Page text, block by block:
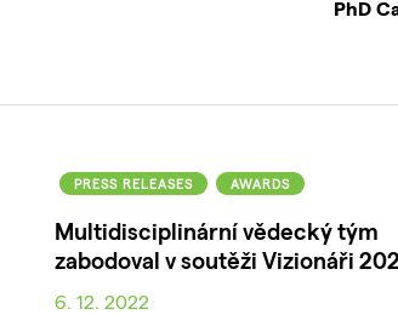
PhD
PRESS RELEASES AWARDS
Multidisciplinární vědecký tým
zabodoval v soutěži Vizionáři
6. 12. 2022